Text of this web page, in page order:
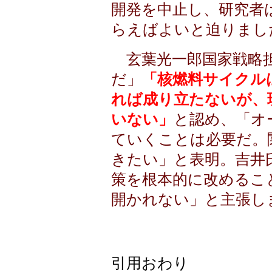
開発を中止し、研究
らえばよいと迫りまし
玄葉光一郎国家戦略
だ」
「核燃料サイク
れば成り立たないが
いない」
と認め、「
ていくことは必要だ
きたい」と表明。吉
策を根本的に改める
開かれない」と主張し
引用おわり